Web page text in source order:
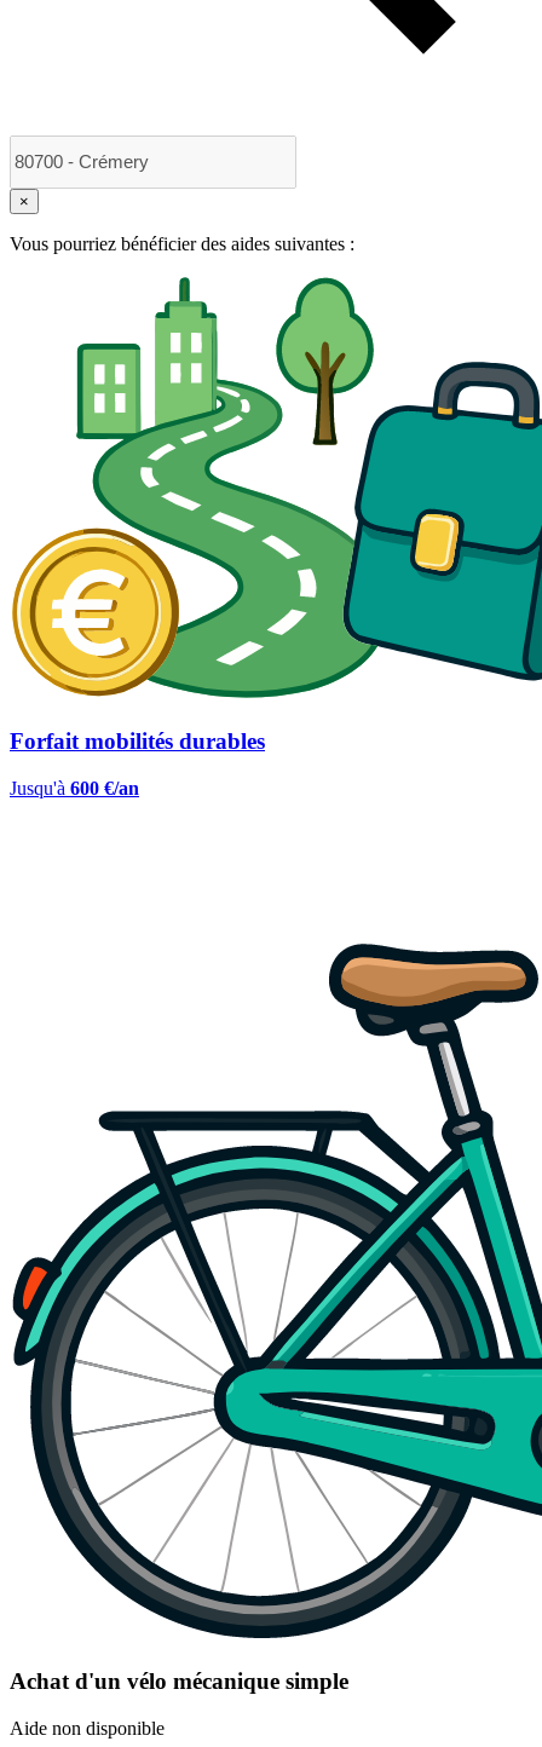
×
Vous pourriez bénéficier des aides suivantes :
Forfait mobilités durables
Jusqu'à 600 €/an
Achat d'un vélo mécanique simple
Aide non disponible